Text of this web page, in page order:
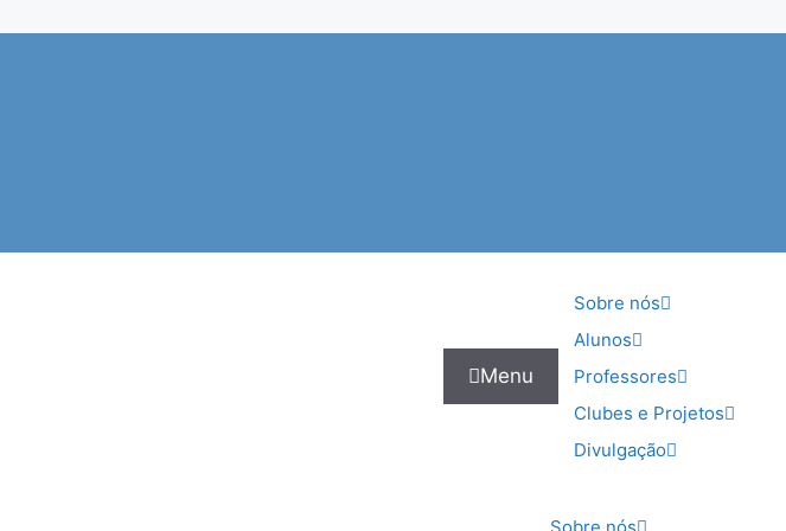
Menu
Sobre nós
Alunos
Professores
Clubes e Projetos
Divulgação